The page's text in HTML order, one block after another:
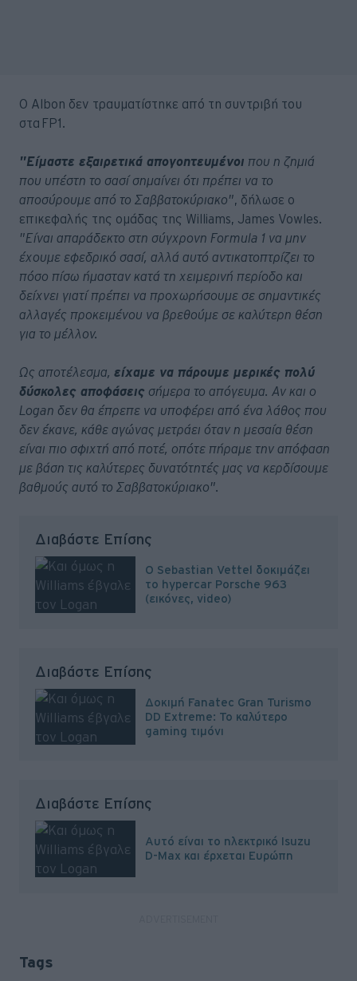
Ο Albon δεν τραυματίστηκε από τη συντριβή του
στα FP1.
"Είμαστε εξαιρετικά απογοητευμένοι που η ζημιά
που υπέστη το σασί σημαίνει ότι πρέπει να το
αποσύρουμε από το Σαββατοκύριακο", δήλωσε ο
επικεφαλής της ομάδας της Williams, James Vowles.
"Είναι απαράδεκτο στη σύγχρονη Formula 1 να μην
έχουμε εφεδρικό σασί, αλλά αυτό αντικατοπτρίζει το
πόσο πίσω ήμασταν κατά τη χειμερινή περίοδο και
δείχνει γιατί πρέπει να προχωρήσουμε σε σημαντικές
αλλαγές προκειμένου να βρεθούμε σε καλύτερη θέση
για το μέλλον.
Ως αποτέλεσμα, είχαμε να πάρουμε μερικές πολύ
δύσκολες αποφάσεις σήμερα το απόγευμα. Αν και ο
Logan δεν θα έπρεπε να υποφέρει από ένα λάθος που
δεν έκανε, κάθε αγώνας μετράει όταν η μεσαία θέση
είναι πιο σφιχτή από ποτέ, οπότε πήραμε την απόφαση
με βάση τις καλύτερες δυνατότητές μας να κερδίσουμε
βαθμούς αυτό το Σαββατοκύριακο".
Διαβάστε Επίσης
Ο Sebastian Vettel δοκιμάζει
τo hypercar Porsche 963
(εικόνες, video)
Διαβάστε Επίσης
Δοκιμή Fanatec Gran Turismo
DD Extreme: Το καλύτερο
gaming τιμόνι
Διαβάστε Επίσης
Αυτό είναι το ηλεκτρικό Isuzu
D-Max και έρχεται Ευρώπη
Tags